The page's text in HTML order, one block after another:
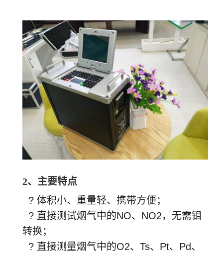
2、 主要特点
? 体积小、重量轻、携带方便；
? 直接测试烟气中的NO、NO2，无需钼
转换；
? 直接测量烟气中的O2、Ts、Pt、Pd、